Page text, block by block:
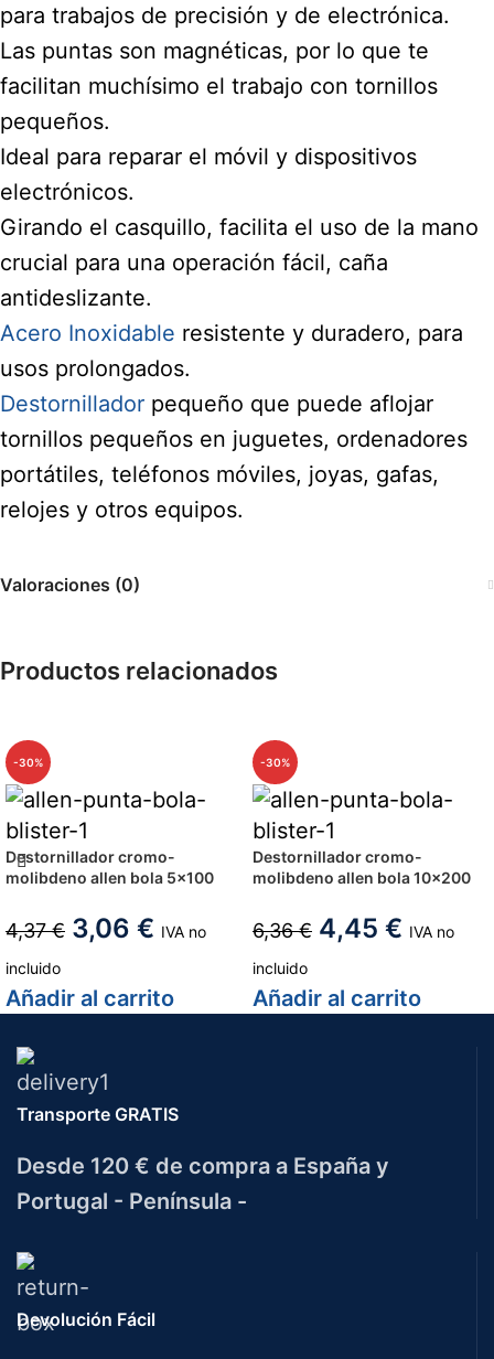
para trabajos de precisión y de electrónica.
Las puntas son magnéticas, por lo que te
facilitan muchísimo el trabajo con tornillos
pequeños.
Ideal para reparar el móvil y dispositivos
electrónicos.
Girando el casquillo, facilita el uso de la mano
crucial para una operación fácil, caña
antideslizante.
Acero Inoxidable resistente y duradero, para
usos prolongados.
Destornillador pequeño que puede aflojar
tornillos pequeños en juguetes, ordenadores
portátiles, teléfonos móviles, joyas, gafas,
relojes y otros equipos.
Valoraciones (0)
Productos relacionados
-30%
Destornillador cromo-
molibdeno allen bola 5×100
4,37€ 3,06 € IVA no
incluido
Añadir al carrito
-30%
Destornillador cromo-
molibdeno allen bola 10×200
6,36€ 4,45 € IVA no
incluido
Añadir al carrito
Transporte GRATIS
Desde 120 € de compra a España y
Portugal - Península -
Devolución Fácil